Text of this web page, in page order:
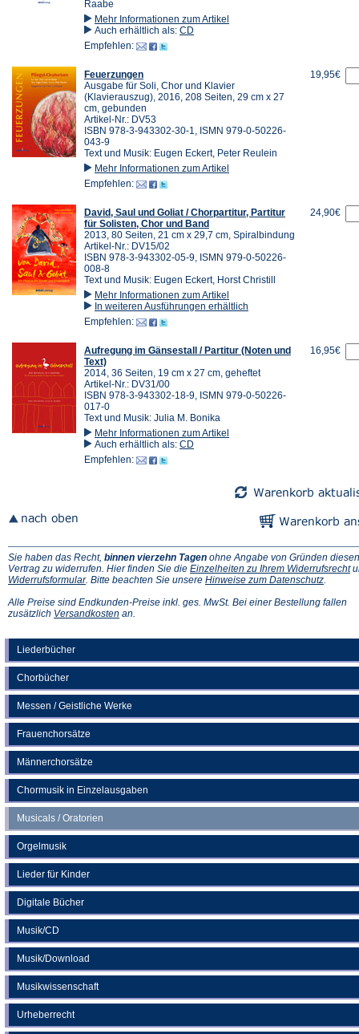
Liederbücher
Chorbücher
Messen / Geistliche Werke
Frauenchorsätze
Männerchorsätze
Chormusik in Einzelausgaben
Musicals / Oratorien
Orgelmusik
Lieder für Kinder
Digitale Bücher
Musik/CD
Musik/Download
Musikwissenschaft
Urheberrecht
Raabe
Mehr Informationen zum Artikel
Auch erhältlich als: CD
Empfehlen:
Feuerzungen
Ausgabe für Soli, Chor und Klavier
(Klavierauszug), 2016, 208 Seiten, 29 cm x 27
cm, gebunden
Artikel-Nr.: DV53
ISBN 978-3-943302-30-1, ISMN 979-0-50226-
043-9
Text und Musik: Eugen Eckert, Peter Reulein
Mehr Informationen zum Artikel
Empfehlen:
19,95€
David, Saul und Goliat / Chorpartitur, Partitur
für Solisten, Chor und Band
2013, 80 Seiten, 21 cm x 29,7 cm, Spiralbindung
Artikel-Nr.: DV15/02
ISBN 978-3-943302-05-9, ISMN 979-0-50226-
008-8
Text und Musik: Eugen Eckert, Horst Christill
Mehr Informationen zum Artikel
In weiteren Ausführungen erhältlich
Empfehlen:
24,90€
Aufregung im Gänsestall / Partitur (Noten und
Text)
2014, 36 Seiten, 19 cm x 27 cm, geheftet
Artikel-Nr.: DV31/00
ISBN 978-3-943302-18-9, ISMN 979-0-50226-
017-0
Text und Musik: Julia M. Bonika
Mehr Informationen zum Artikel
Auch erhältlich als: CD
Empfehlen:
16,95€
Sie haben das Recht, binnen vierzehn Tagen ohne Angabe von Gründen diesen
Vertrag zu widerrufen. Hier finden Sie die Einzelheiten zu Ihrem Widerrufsrecht
Widerrufsformular(Öffnet
einem
neuen
. Bitte beachten Sie unsere Hinweise zum Datenschutz(Öffnet
einem
Alle Preise sind Endkunden-Preise inkl. ges. MwSt. Bei einer Bestellung fallen
zusätzlich Versandkosten (Öffnet
an.